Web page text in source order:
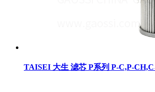
TAISEI 大生 滤芯 P系列 P-C,P-